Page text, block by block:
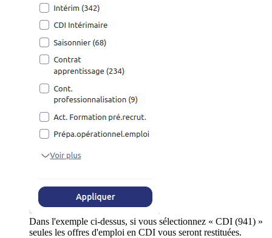
Dans l'exemple ci-dessus, si vous sélectionnez « CDI (941) »
seules les offres d'emploi en CDI vous seront restituées.